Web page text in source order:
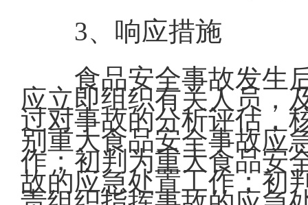
3、响应措施
食品安全事故发生
应立即组织有关人员，
过对事故的分析评估，
别重大食品安全事故应
作；初判为重大食品安
故的应急处置工作；初